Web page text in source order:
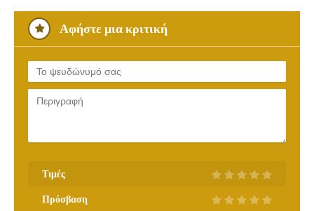
Αφήστε μια κριτική
Τιμές
Πρόσβαση